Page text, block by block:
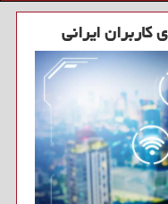
ایرانی